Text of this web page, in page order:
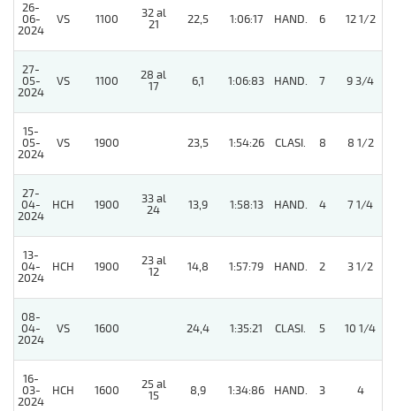
26-
06-
2024
VS 1100
32 al
21
22,5 1:06:17 HAND. 6 12 1/2
27-
05-
2024
VS 1100
28 al
17
6,1 1:06:83 HAND. 7 9 3/4
15-
05-
2024
VS 1900 23,5 1:54:26 CLASI. 8 8 1/2
27-
04-
2024
HCH 1900
33 al
24
13,9 1:58:13 HAND. 4 7 1/4
13-
04-
2024
HCH 1900
23 al
12
14,8 1:57:79 HAND. 2 3 1/2
08-
04-
2024
VS 1600 24,4 1:35:21 CLASI. 5 10 1/4
16-
03-
2024
HCH 1600
25 al
15
8,9 1:34:86 HAND. 3 4